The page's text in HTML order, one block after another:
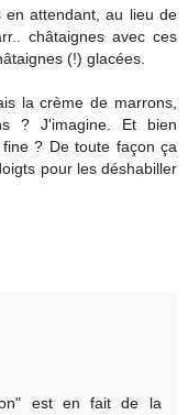
attendant, au lieu de
châtaignes avec ces
(!) glacées.
la crème de marrons,
? J'imagine. Et bien
? De toute façon ça
pour les déshabiller
est en fait de la